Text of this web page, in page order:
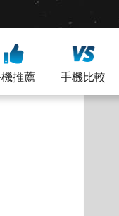
推薦 手機比較